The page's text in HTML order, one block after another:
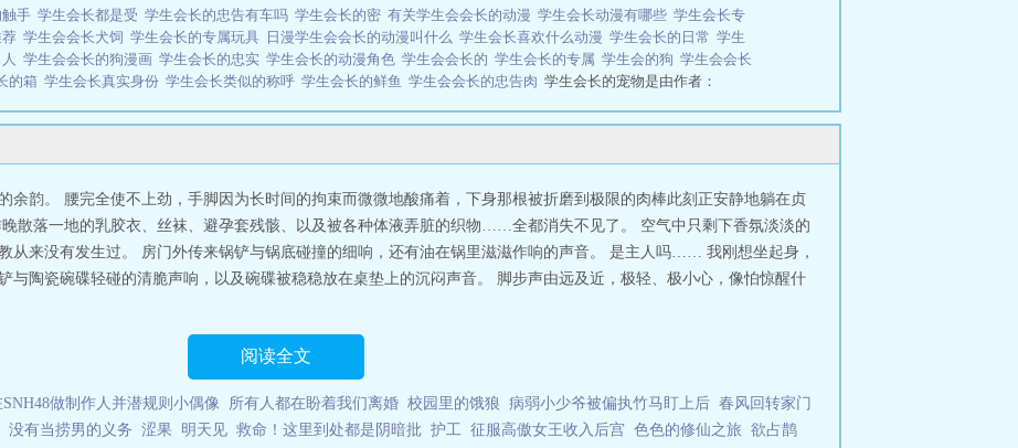
手 学生会长都是受 学生会长的忠告有车吗 学生会长的密 有关学生会会长的动漫 学生会长动漫有哪些 学生会长专
学生会会长犬饲 学生会长的专属玩具 日漫学生会会长的动漫叫什么 学生会长喜欢什么动漫 学生会长的日常 学生
学生会会长的狗漫画 学生会长的忠实 学生会长的动漫角色 学生会会长的 学生会长的专属 学生会的狗 学生会会长
的箱 学生会长真实身份 学生会长类似的称呼 学生会长的鲜鱼 学生会会长的忠告肉 学生会长的宠物是由作者：
顶点小说网 网址：www.23wx.vip学生会长的宠物
余韵。 腰完全使不上劲，手脚因为长时间的拘束而微微地酸痛着，下身那根被折磨到极限的肉棒此刻正安静地躺在贞
散落一地的乳胶衣、丝袜、避孕套残骸、以及被各种体液弄脏的织物……全都消失不见了。 空气中只剩下香氛淡淡的
从来没有发生过。 房门外传来锅铲与锅底碰撞的细响，还有油在锅里滋滋作响的声音。 是主人吗…… 我刚想坐起身，
与陶瓷碗碟轻碰的清脆声响，以及碗碟被稳稳放在桌垫上的沉闷声音。 脚步声由远及近，极轻、极小心，像怕惊醒什
阅读全文
SNH48做制作人并潜规则小偶像 所有人都在盼着我们离婚 校园里的饿狼 病弱小少爷被偏执竹马盯上后 春风回转家门
没有当捞男的义务 涩果 明天见 救命！这里到处都是阴暗批 护工 征服高傲女王收入后宫 色色的修仙之旅 欲占鹊